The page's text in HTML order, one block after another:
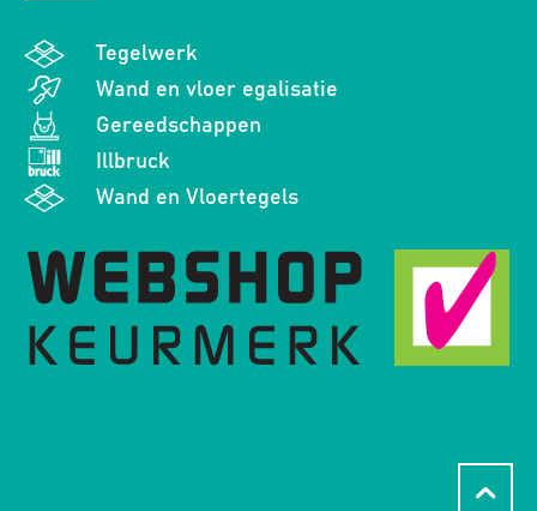
Tegelwerk
Wand en vloer egalisatie
Gereedschappen
Illbruck
Wand en Vloertegels